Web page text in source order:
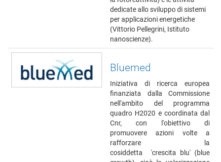
dedicate allo sviluppo di sistemi
per applicazioni energetiche
(Vittorio Pellegrini, Istituto
nanoscienze).
Bluemed
Iniziativa di ricerca europea
finanziata dalla Commissione
nell'ambito del programma
quadro H2020 e coordinata dal
Cnr, con l'obiettivo di
promuovere azioni volte a
rafforzare la
cosiddetta 'crescita blu' (blue